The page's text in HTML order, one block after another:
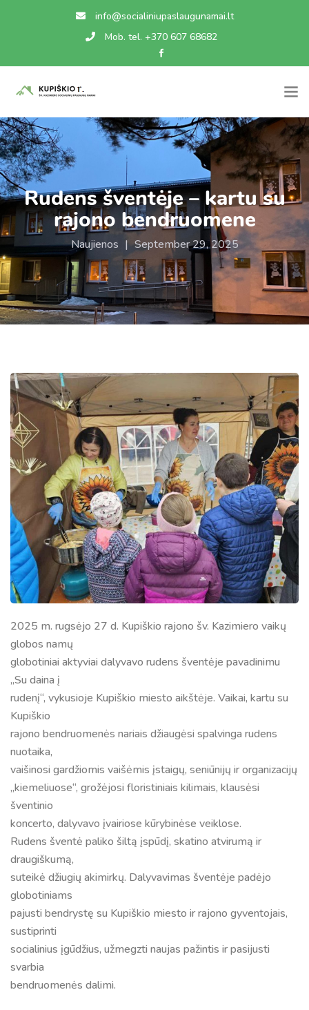
info@socialiniupaslaugunamai.lt
Mob. tel. +370 607 68682
Rudens šventėje – kartu su
rajono bendruomene
Naujienos | September 29, 2025
2025 m. rugsėjo 27 d. Kupiškio rajono šv. Kazimiero vaikų
globos namų
globotiniai aktyviai dalyvavo rudens šventėje pavadinimu
,,Su daina į
rudenį“, vykusioje Kupiškio miesto aikštėje. Vaikai, kartu su
Kupiškio
rajono bendruomenės nariais džiaugėsi spalvinga rudens
nuotaika,
vaišinosi gardžiomis vaišėmis įstaigų, seniūnijų ir organizacijų
,,kiemeliuose“, grožėjosi floristiniais kilimais, klausėsi
šventinio
koncerto, dalyvavo įvairiose kūrybinėse veiklose.
Rudens šventė paliko šiltą įspūdį, skatino atvirumą ir
draugiškumą,
suteikė džiugių akimirkų. Dalyvavimas šventėje padėjo
globotiniams
pajusti bendrystę su Kupiškio miesto ir rajono gyventojais,
sustiprinti
socialinius įgūdžius, užmegzti naujas pažintis ir pasijusti
svarbia
bendruomenės dalimi.